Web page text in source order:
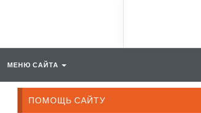
МЕНЮ САЙТА
ПОМОЩЬ САЙТУ